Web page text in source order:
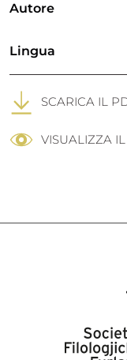
Autore
Lingua
SCARICA IL
VISUALIZZA